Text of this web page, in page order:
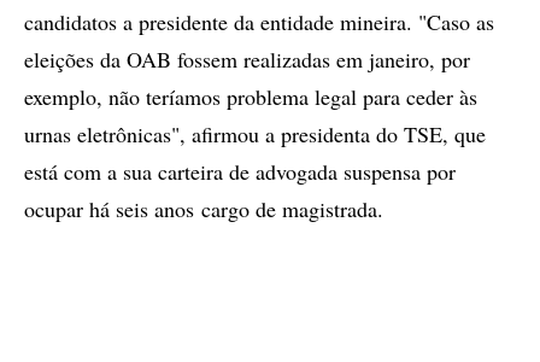
candidatos a presidente da entidade mineira. "Caso as
eleições da OAB fossem realizadas em janeiro, por
exemplo, não teríamos problema legal para ceder às
urnas eletrônicas", afirmou a presidenta do TSE, que
está com a sua carteira de advogada suspensa por
ocupar há seis anos cargo de magistrada.